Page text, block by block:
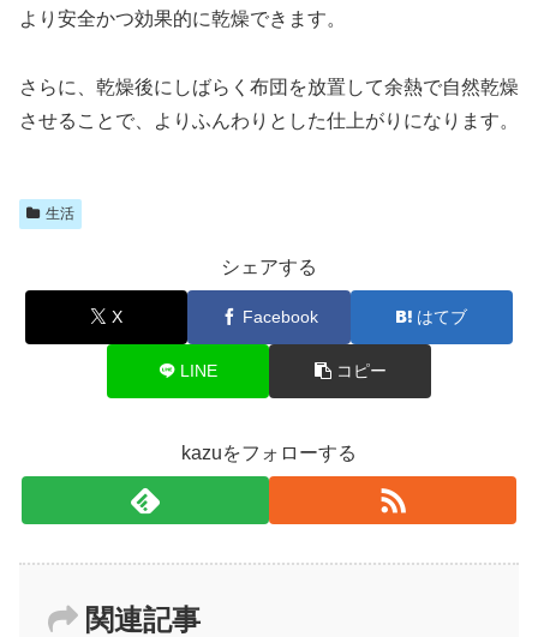
より安全かつ効果的に乾燥できます。
さらに、乾燥後にしばらく布団を放置して余熱で自然乾燥
させることで、よりふんわりとした仕上がりになります。
生活
シェアする
X Facebook はてブ
LINE コピー
kazuをフォローする
関連記事